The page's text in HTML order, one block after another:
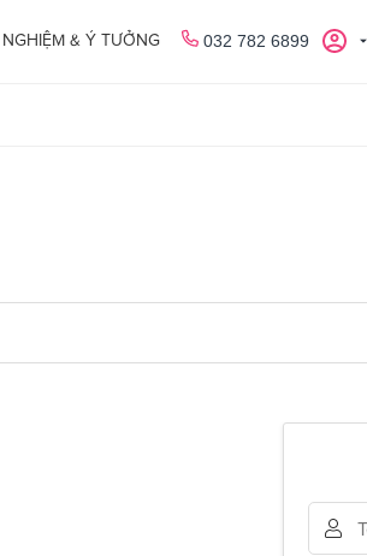
032 782 6899
NGHIỆM & Ý TƯỞNG